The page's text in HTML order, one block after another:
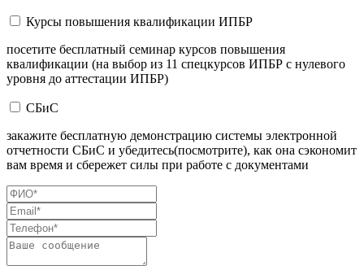
Курсы повышения квалификации ИПБР
посетите бесплатный семинар курсов повышения
квалификации (на выбор из 11 спецкурсов ИПБР с нулевого
уровня до аттестации ИПБР)
СБиС
закажите бесплатную демонстрацию системы электронной
отчетности СБиС и убедитесь(посмотрите), как она сэкономит
вам время и сбережет силы при работе с документами